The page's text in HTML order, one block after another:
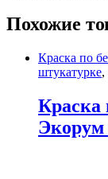
Похожие
Краска по
штукатурке,
Краска
Экорум